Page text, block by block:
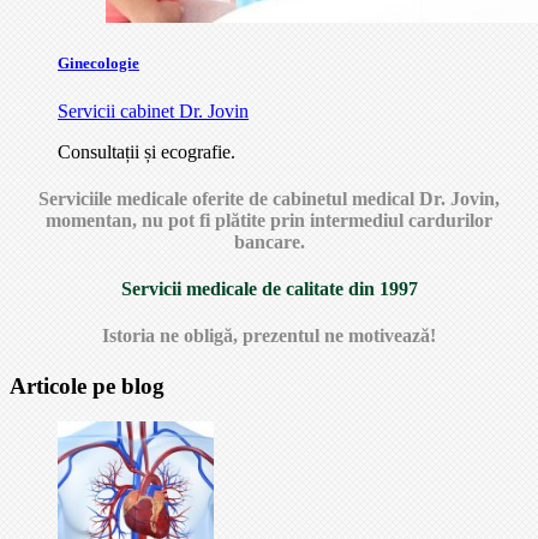
Ginecologie
Servicii cabinet Dr. Jovin
Consultații și ecografie.
Serviciile medicale oferite de cabinetul medical Dr. Jovin,
momentan, nu pot fi plătite prin intermediul cardurilor
bancare.
Servicii medicale de calitate din 1997
Istoria ne obligă, prezentul ne motivează!
Articole pe blog